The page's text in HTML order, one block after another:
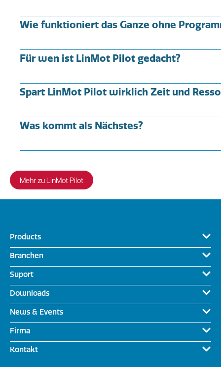
Wie funktioniert das Ganze ohne
Für wen ist LinMot Pilot gedacht?
Spart LinMot Pilot wirklich Zeit und
Was kommt als Nächstes?
Mehr zu LinMot Pilot
Products
Branchen
Suport
Downloads
News & Events
Firma
Kontakt